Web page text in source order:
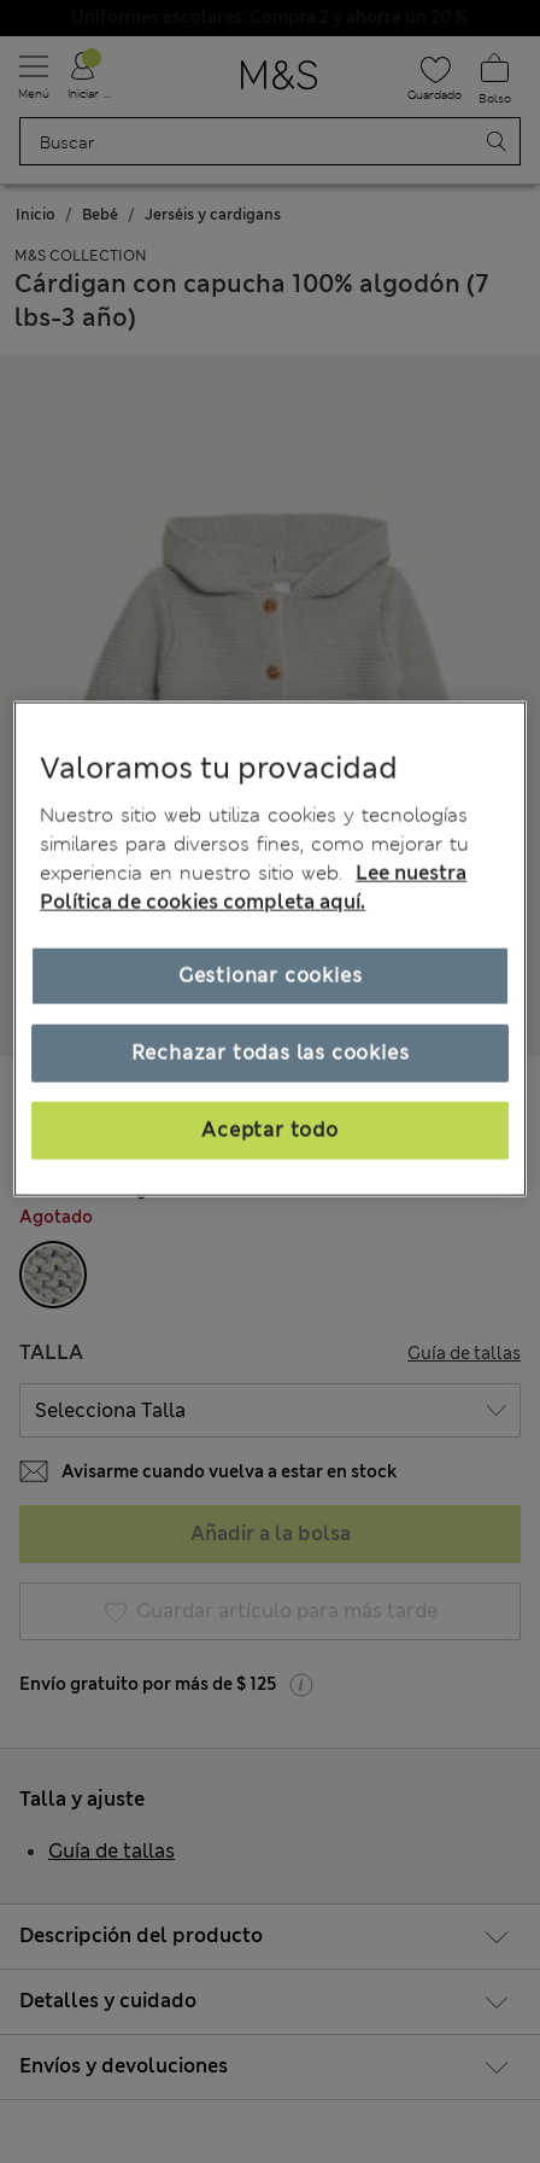
Menú Iniciar sesión Guardado Bolso
Inicio Bebé Jerséis y cardigans
M&S COLLECTION
Cárdigan con capucha 100% algodón (7
lbs-3 año)
$21.99
COLOR: Marga Gris
Agotado
TALLA Guía de tallas
Avisarme cuando vuelva a estar en stock
Añadir a la bolsa
Guardar artículo para más tarde
Envío gratuito por más de $ 125
Descripción del producto
Detalles y cuidado
Envíos y devoluciones
Talla y ajuste
Guía de tallas
Valoramos tu provacidad
Nuestro sitio web utiliza cookies y tecnologías
similares para diversos fines, como mejorar tu
experiencia en nuestro sitio web.
Lee nuestra
Política de cookies completa aquí.
Rechazar todas las cookies
Aceptar todo
Gestionar cookies